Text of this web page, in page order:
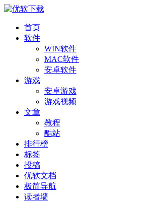
首页
软件
WIN软件
MAC软件
安卓软件
游戏
安卓游戏
游戏视频
文章
教程
酷站
排行榜
标签
投稿
优软文档
极简导航
读者墙